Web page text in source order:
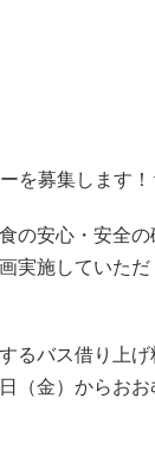
を募集します
の安心・安全
実施していた
るバス借り上
（金）からお